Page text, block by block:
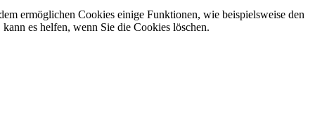
ermöglichen Cookies einige Funktionen, wie beispielsweise den
es helfen, wenn Sie die Cookies löschen.